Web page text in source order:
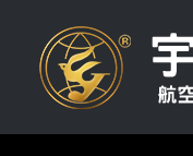
content